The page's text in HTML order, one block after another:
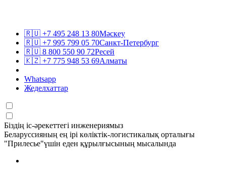
🇷🇺 +7 495 248 13 80Мәскеу
🇷🇺 +7 995 799 05 70Санкт-Петербург
🇷🇺 8 800 550 90 72Ресей
🇰🇿 +7 775 948 53 69Алматы
Whatsapp
Жеделхаттар
Біздің іс-әрекеттегі инженериямыз
Беларуссияның ең ірі көліктік-логистикалық орталығы
"Прилесье"үшін еден құрылғысының мысалында